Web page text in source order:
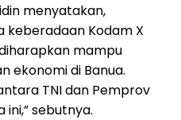
menyatakan,
keberadaan Kodam X
mampu
ekonomi di Banua.
TNI dan Pemprov
sebutnya.